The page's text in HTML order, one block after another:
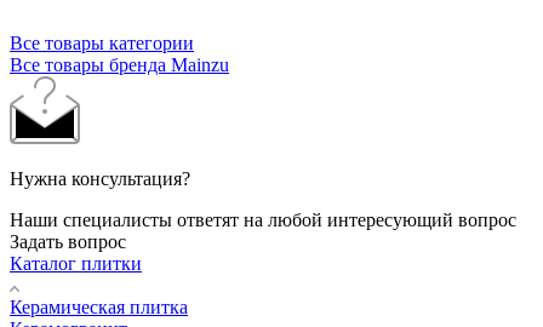
Все товары категории
Все товары бренда Mainzu
Нужна консультация?
Наши специалисты ответят на любой интересующий вопрос
Задать вопрос
Каталог плитки
Керамическая плитка